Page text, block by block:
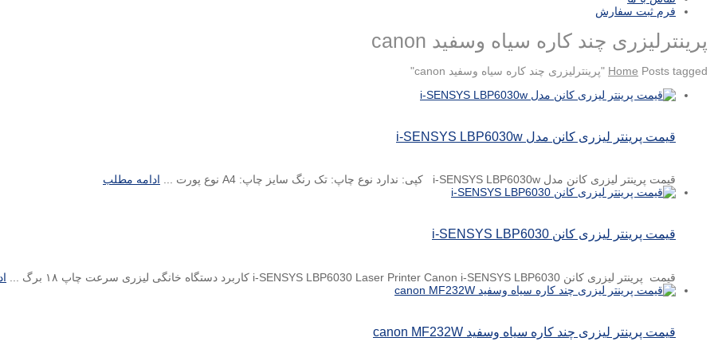
فرم ثبت سفارش
پرینترلیزری چند کاره سیاه وسفید canon
Home Posts tagged "پرینترلیزری چند کاره سیاه وسفید canon"
قیمت پرینتر لیزری کانن مدل i-SENSYS LBP6030w
قیمت پرینتر لیزری کانن مدل i-SENSYS LBP6030w کپی: ندارد نوع چاپ: تک رنگ سایز چاپ: A4 نوع پورت ... ادامه مطلب
قیمت پرینتر لیزری کانن i-SENSYS LBP6030
قیمت پرینتر لیزری کانن i-SENSYS LBP6030 Laser Printer Canon i-SENSYS LBP6030 کاربرد دستگاه خانگی لیزری سرعت چاپ ۱۸ برگ ...
قیمت پرینتر لیزری چند کاره سیاه وسفید canon MF232W